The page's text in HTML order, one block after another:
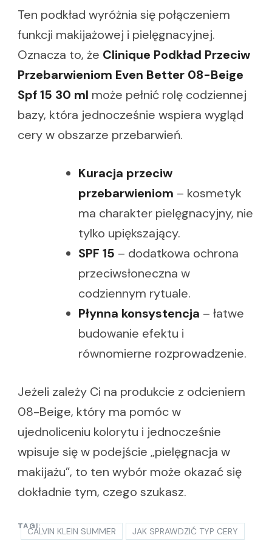
Ten podkład wyróżnia się połączeniem
funkcji makijażowej i pielęgnacyjnej.
Oznacza to, że Clinique Podkład Przeciw
Przebarwieniom Even Better 08-Beige
Spf 15 30 ml może pełnić rolę codziennej
bazy, która jednocześnie wspiera wygląd
cery w obszarze przebarwień.
Kuracja przeciw
przebarwieniom – kosmetyk
ma charakter pielęgnacyjny, nie
tylko upiększający.
SPF 15 – dodatkowa ochrona
przeciwsłoneczna w
codziennym rytuale.
Płynna konsystencja – łatwe
budowanie efektu i
równomierne rozprowadzenie.
Jeżeli zależy Ci na produkcie z odcieniem
08-Beige, który ma pomóc w
ujednoliceniu kolorytu i jednocześnie
wpisuje się w podejście „pielęgnacja w
makijażu”, to ten wybór może okazać się
dokładnie tym, czego szukasz.
TAGI:
CALVIN KLEIN SUMMER
JAK SPRAWDZIĆ TYP CERY